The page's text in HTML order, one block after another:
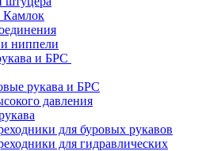
Камлок
ниппели
и БРС
рукава и БРС
давления
для буровых рукавов
для гидравлических